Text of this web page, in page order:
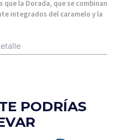
que la Dorada, que se combinan
integrados del caramelo y la
PODRÍAS